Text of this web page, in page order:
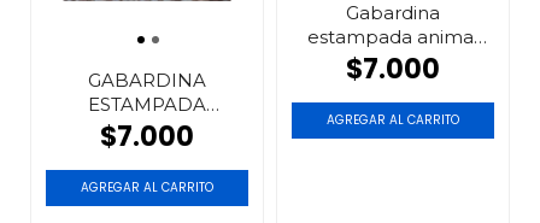
GABARDINA
ESTAMPADA
ANIMAL PRINT
$7.000
Gabardina
estampada animal
print
$7.000
AGREGAR AL CARRITO